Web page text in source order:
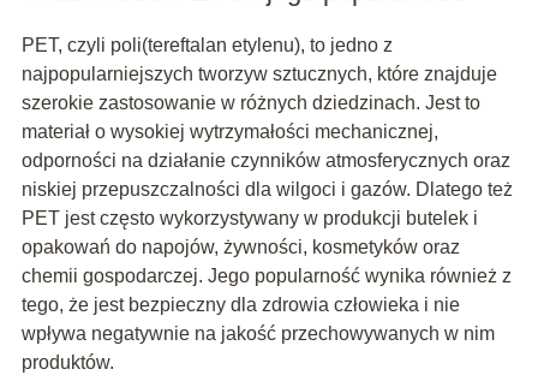
PET, czyli poli(tereftalan etylenu), to jedno z
najpopularniejszych tworzyw sztucznych, które znajduje
szerokie zastosowanie w różnych dziedzinach. Jest to
materiał o wysokiej wytrzymałości mechanicznej,
odporności na działanie czynników atmosferycznych oraz
niskiej przepuszczalności dla wilgoci i gazów. Dlatego też
PET jest często wykorzystywany w produkcji butelek i
opakowań do napojów, żywności, kosmetyków oraz
chemii gospodarczej. Jego popularność wynika również z
tego, że jest bezpieczny dla zdrowia człowieka i nie
wpływa negatywnie na jakość przechowywanych w nim
produktów.